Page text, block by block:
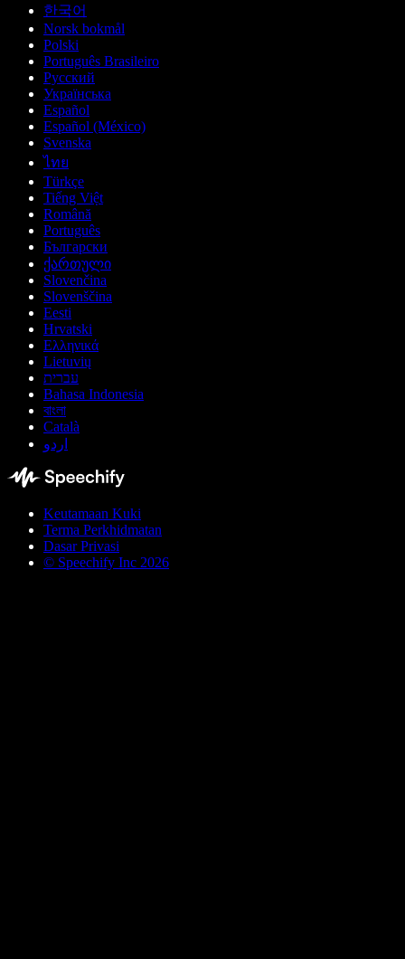
한국어
Norsk bokmål
Polski
Português Brasileiro
Русский
Українська
Español
Español (México)
Svenska
ไทย
Türkçe
Tiếng Việt
Română
Português
Български
ქართული
Slovenčina
Slovenščina
Eesti
Hrvatski
Ελληνικά
Lietuvių
עברית
Bahasa Indonesia
বাংলা
Català
اردو
Keutamaan Kuki
Terma Perkhidmatan
Dasar Privasi
© Speechify Inc 2026